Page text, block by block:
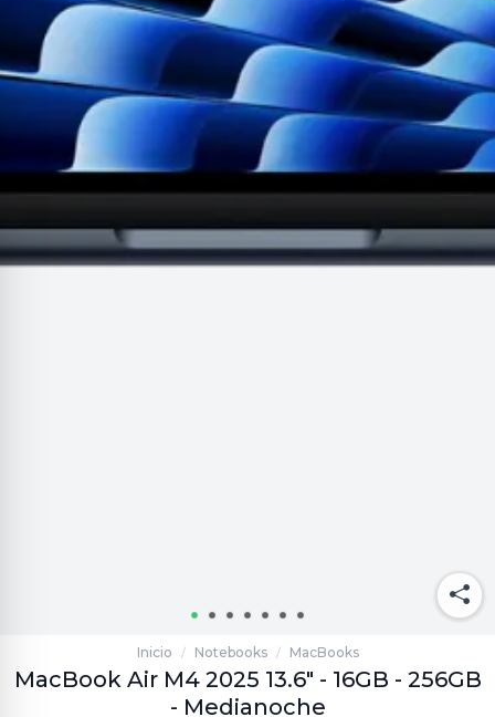
Inicio / Notebooks / MacBooks
MacBook Air M4 2025 13.6" - 16GB - 256GB
- Medianoche